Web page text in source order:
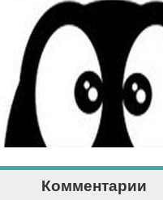
Комментарии